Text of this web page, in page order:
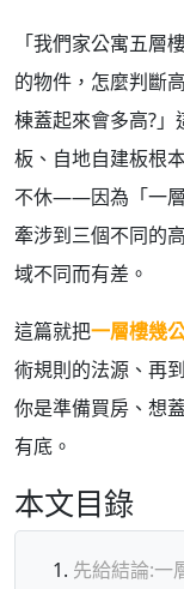
「我們家公寓五層
的物件，怎麼判斷
棟蓋起來會多高?
板、自地自建板根
不休——因為「一層
牽涉到三個不同的
域不同而有差。
這篇就把一層樓幾
術規則的法源、再
你是準備買房、想
有底。
本文目錄
先給結論:一